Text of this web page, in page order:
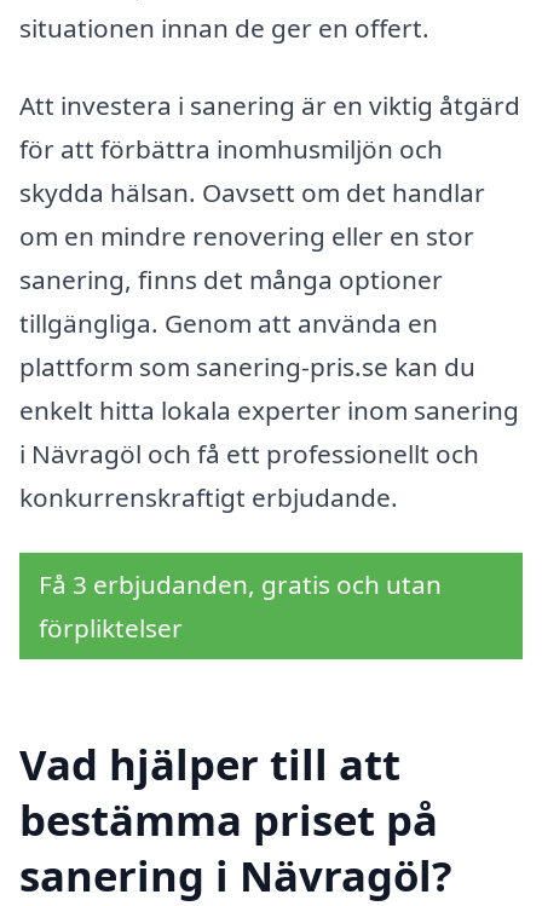
situationen innan de ger en offert.
Att investera i sanering är en viktig åtgärd
för att förbättra inomhusmiljön och
skydda hälsan. Oavsett om det handlar
om en mindre renovering eller en stor
sanering, finns det många optioner
tillgängliga. Genom att använda en
plattform som sanering-pris.se kan du
enkelt hitta lokala experter inom sanering
i Nävragöl och få ett professionellt och
konkurrenskraftigt erbjudande.
Få 3 erbjudanden, gratis och utan
förpliktelser
Vad hjälper till att
bestämma priset på
sanering i Nävragöl?